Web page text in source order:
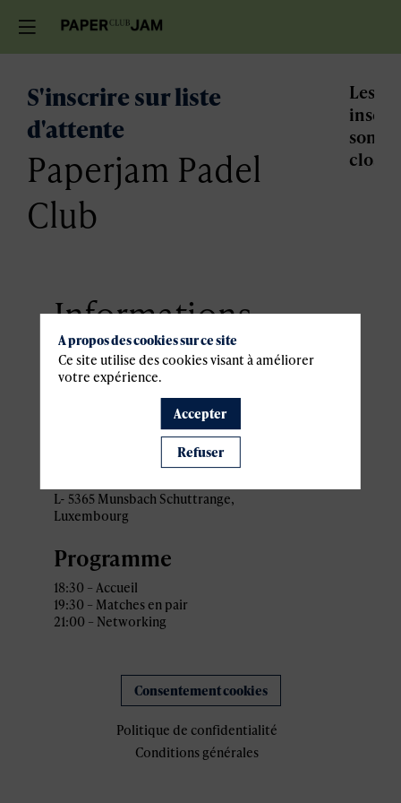
S'inscrire sur liste
d'attente
Paperjam Padel
Club
Les
sont
closes.
Informations
pratiques
Adresse: 34 Rue Gabriel
L- 5365 Munsbach Schuttrange,
Luxembourg
Programme
18:30 – Accueil
19:30 – Matches en pair
21:00 – Networking
Consentement cookies
Politique de confidentialité
Conditions générales
A propos des cookies sur ce site
Ce site utilise des cookies visant à améliorer
votre expérience.
Accepter
Refuser